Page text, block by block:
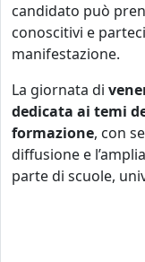
candidato può
conoscitivi e
manifestazione.
La giornata di
dedicata ai temi
formazione, con
diffusione e
parte di scuole,